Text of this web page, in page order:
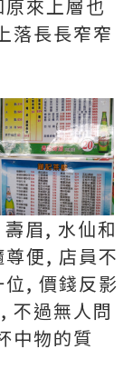
來上層也
落長長窄窄
眉, 水仙和
便, 店員不
, 價錢反影
不過無人問
中物的質